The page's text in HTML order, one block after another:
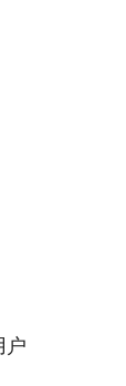
户